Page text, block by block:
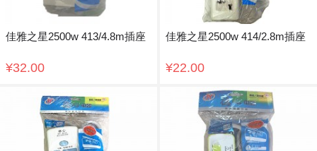
佳雅之星2500w 413/4.8m插座
¥32.00
佳雅之星2500w 414/2.8m插座
¥22.00